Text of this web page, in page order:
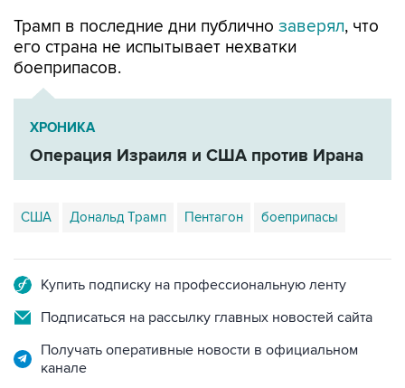
Трамп в последние дни публично заверял, что
его страна не испытывает нехватки
боеприпасов.
ХРОНИКА
Операция Израиля и США против Ирана
США Дональд Трамп Пентагон боеприпасы
Купить подписку на профессиональную ленту
Подписаться на рассылку главных новостей сайта
Получать оперативные новости в официальном
канале